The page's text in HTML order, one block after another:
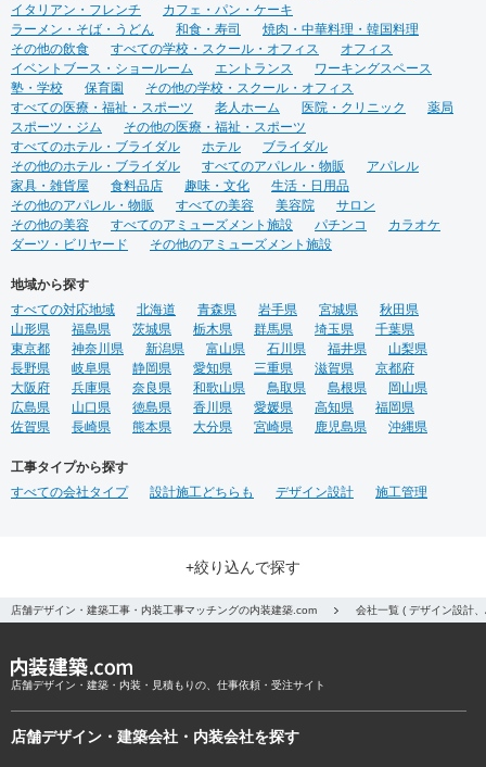
イタリアン・フレンチ
カフェ・パン・ケーキ
ラーメン・そば・うどん
和食・寿司
焼肉・中華料理・韓国料理
その他の飲食
すべての学校・スクール・オフィス
オフィス
イベントブース・ショールーム
エントランス
ワーキングスペース
塾・学校
保育園
その他の学校・スクール・オフィス
すべての医療・福祉・スポーツ
老人ホーム 医院・クリニック
薬局
スポーツ・ジム
その他の医療・福祉・スポーツ
すべてのホテル・ブライダル
ホテル
ブライダル
その他のホテル・ブライダル
すべてのアパレル・物販
アパレル
家具・雑貨屋
食料品店 趣味・文化
生活・日用品
その他のアパレル・物販
すべての美容 美容院
サロン
その他の美容
すべてのアミューズメント施設 パチンコ
カラオケ
ダーツ・ビリヤード
その他のアミューズメント施設
地域から探す
すべての対応地域
北海道 青森県 岩手県 宮城県
秋田県
山形県
福島県 茨城県 栃木県 群馬県 埼玉県
千葉県
東京都
神奈川県 新潟県 富山県 石川県 福井県
山梨県
長野県
岐阜県 静岡県 愛知県 三重県 滋賀県
京都府
大阪府
兵庫県 奈良県 和歌山県 鳥取県 島根県
岡山県
広島県
山口県 徳島県 香川県 愛媛県 高知県
福岡県
佐賀県
長崎県 熊本県 大分県 宮崎県 鹿児島県 沖縄県
工事タイプから探す
すべての会社タイプ
設計施工どちらも デザイン設計 施工管理
+絞り込んで探す
店舗デザイン・建築工事・内装工事マッチングの内装建築.com 会社一覧 ( デザイン設計
店舗デザイン・建築・内装・見積もりの、仕事依頼・受注サイト
店舗デザイン・建築会社・内装会社を探す